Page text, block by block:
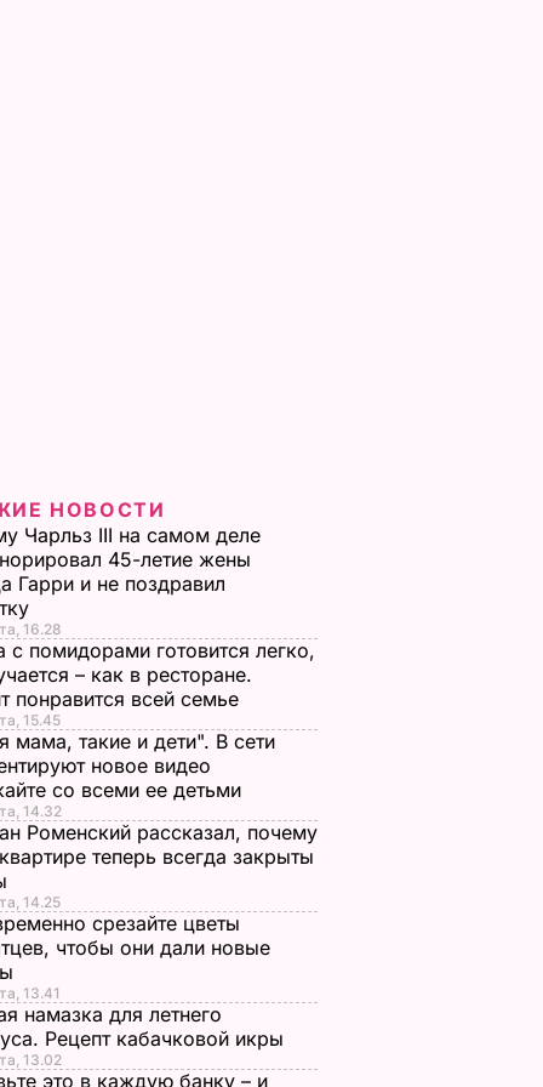
НОВОСТИ
Чарльз III на самом деле
45-летие жены
Гарри и не поздравил
16.28
с помидорами готовится легко,
– как в ресторане.
понравится всей семье
15.45
мама, такие и дети". В сети
новое видео
со всеми ее детьми
14.32
Роменский рассказал, почему
теперь всегда закрыты
14.25
срезайте цветы
чтобы они дали новые
13.41
намазка для летнего
Рецепт кабачковой икры
13.02
это в каждую банку – и